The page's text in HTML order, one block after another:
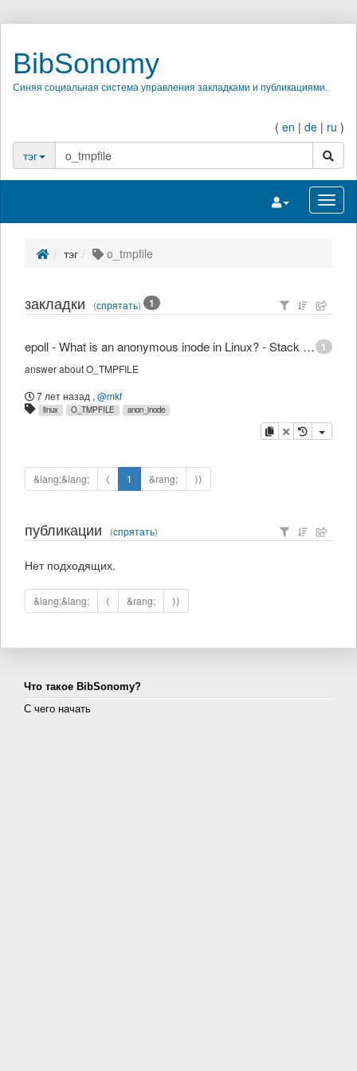
BibSonomy
Синяя социальная система управления закладками и публикациями.
( en | de | ru )
тэг
поиск
Переключить
тэг o_tmpfile
закладки (спрятать) 1
1
epoll - What is an anonymous inode in Linux? - Stack Overflow
answer about O_TMPFILE
7 лет назад , @mkf
linux O_TMPFILE anon_inode
копировать
удалить
&lang;&lang; ⟨ 1 &rang; ⟩⟩
публикации (спрятать)
Нет подходящих.
&lang;&lang; ⟨ &rang; ⟩⟩
Что такое BibSonomy?
С чего начать